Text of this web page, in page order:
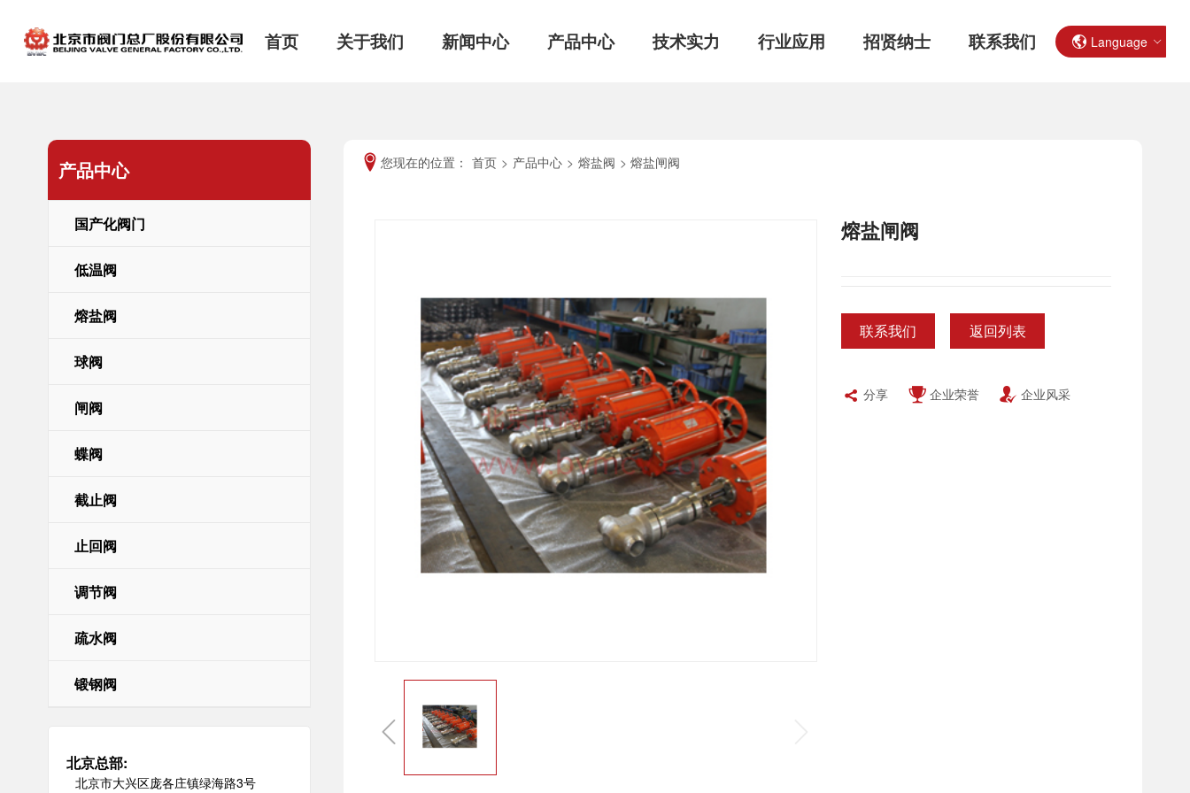
首页 关于我们
进一步了解 
董事长印象 企业风采 企业荣誉
新闻中心
进一步了解 
公司新闻
产品中心
进一步了解 
球阀 闸阀
技术实力
进一步了解 
技术支持 质量控制
行业应用
进一步了解 
国内业绩
招贤纳士
进一步了解 
招聘职位
联系我们 Language
产品中心
国产化阀门
低温阀
熔盐阀
球阀
闸阀
蝶阀
截止阀
止回阀
调节阀
疏水阀
锻钢阀
北京总部:
北京市大兴区庞各庄镇绿海路3号
您现在的位置： 首页 > 产品中心 > 熔盐阀 > 熔盐闸阀
熔盐闸阀
联系我们 返回列表
分享 企业荣誉 企业风采